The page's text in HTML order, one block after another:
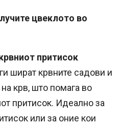
цвеклото во
притисок
шират крвните садови и
крв, што помага во
притисок. Идеално за
или за оние кои